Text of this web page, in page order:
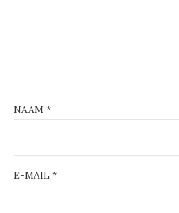
NAAM *
E-MAIL *